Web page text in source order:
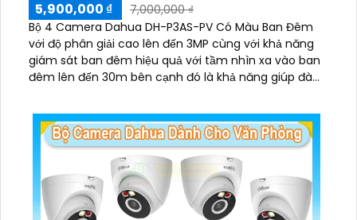
5,900,000 ₫
7,000,000 ₫
Bộ 4 Camera Dahua DH-P3AS-PV Có Màu Ban Đêm
với độ phân giải cao lên đến 3MP cùng với khả năng
giám sát ban đêm hiệu quả với tầm nhìn xa vào ban
đêm lên đến 30m bên cạnh đó là khả năng giúp đàm
động khi phát hiện xâm nhập